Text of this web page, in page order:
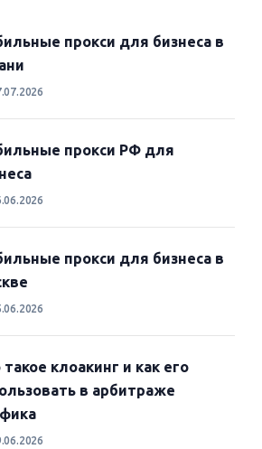
прокси для бизнеса в
прокси РФ для
прокси для бизнеса в
такое клоакинг и как его
в арбитраже